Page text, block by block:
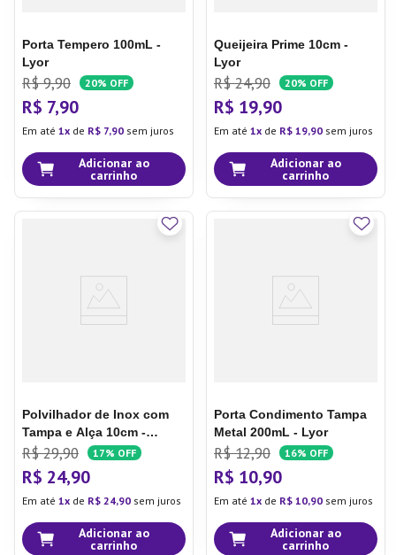
Porta Tempero 100mL -
Lyor
R$ 9,90 20% OFF
R$ 7,90
Em até 1 de R$ 7,90 sem juros
Adicionar ao
carrinho
Queijeira Prime 10cm -
Lyor
R$ 24,90 20% OFF
R$ 19,90
Em até 1 de R$ 19,90 sem juros
Adicionar ao
carrinho
Polvilhador de Inox com
Tampa e Alça 10cm -
Plasvale
R$ 29,90 17% OFF
R$ 24,90
Em até 1 de R$ 24,90 sem juros
Adicionar ao
carrinho
Porta Condimento Tampa
Metal 200mL - Lyor
R$ 12,90 16% OFF
R$ 10,90
Em até 1 de R$ 10,90 sem juros
Adicionar ao
carrinho